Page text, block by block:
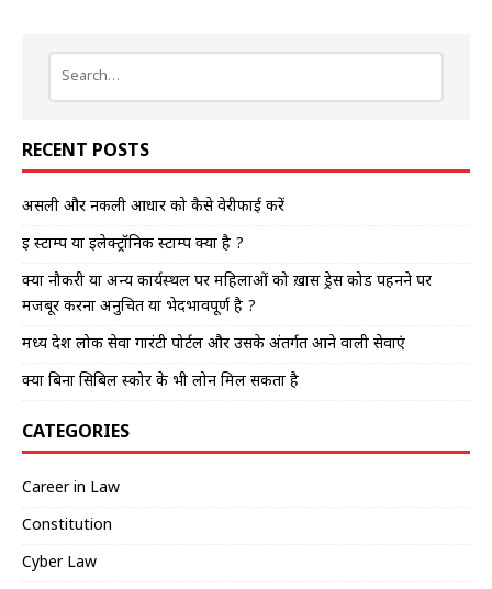
RECENT POSTS
असली और नकली आधार को कैसे वेरीफाई करें
इ स्टाम्प या इलेक्ट्रॉनिक स्टाम्प क्या है ?
क्या नौकरी या अन्य कार्यस्थल पर महिलाओं को ख़ास ड्रेस कोड पहनने पर
मजबूर करना अनुचित या भेदभावपूर्ण है ?
मध्य प्रदेश लोक सेवा गारंटी पोर्टल और उसके अंतर्गत आने वाली सेवाएं
क्या बिना सिबिल स्कोर के भी लोन मिल सकता है
CATEGORIES
Career in Law
Constitution
Cyber Law